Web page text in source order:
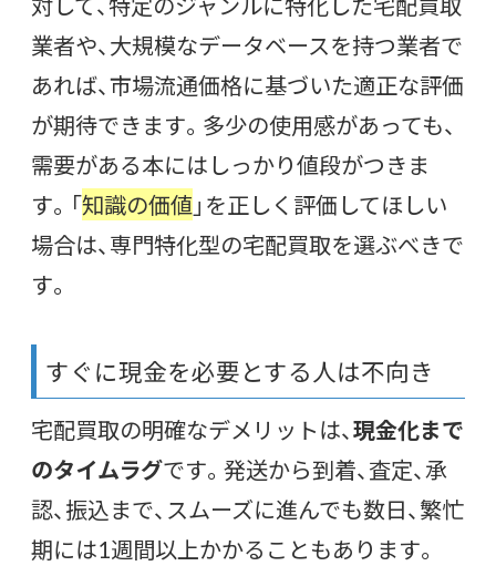
業者や、大規模なデータベースを持つ業者で
あれば、市場流通価格に基づいた適正な評価
が期待できます。多少の使用感があっても、
需要がある本にはしっかり値段がつきま
す。「知識の価値」を正しく評価してほしい
場合は、専門特化型の宅配買取を選ぶべきで
す。
すぐに現金を必要とする人は不向き
宅配買取の明確なデメリットは、現金化まで
のタイムラグです。発送から到着、査定、承
認、振込まで、スムーズに進んでも数日、繁忙
期には1週間以上かかることもあります。